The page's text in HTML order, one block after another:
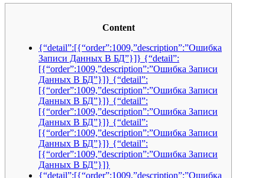
Content
{“detail”:[{“order”:1009,”description”:”Ошибка
Записи Данных В БД”}]} {“detail”:
[{“order”:1009,”description”:”Ошибка Записи
Данных В БД”}]} {“detail”:
[{“order”:1009,”description”:”Ошибка Записи
Данных В БД”}]} {“detail”:
[{“order”:1009,”description”:”Ошибка Записи
Данных В БД”}]} {“detail”:
[{“order”:1009,”description”:”Ошибка Записи
Данных В БД”}]} {“detail”:
[{“order”:1009,”description”:”Ошибка Записи
Данных В БД”}]}
{“detail”:[{“order”:1009,”description”:”Ошибка